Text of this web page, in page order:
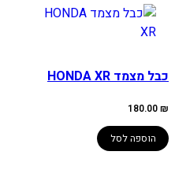
כבל מצמד HONDA XR
180.00₪
הוספה לסל